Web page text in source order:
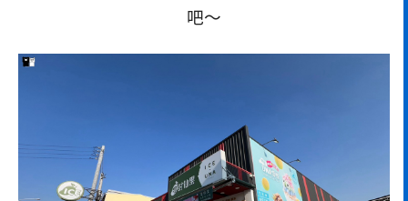
吧～